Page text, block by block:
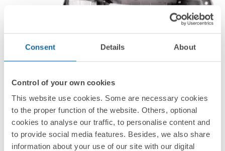
Consent Details About
Control of your own cookies
This website use cookies. Some are necessary cookies
to the proper function of the website. Others, optional
cookies to analyse our traffic, to personalise content and
to provide social media features. Besides, we also share
information about your use of our site with our digital